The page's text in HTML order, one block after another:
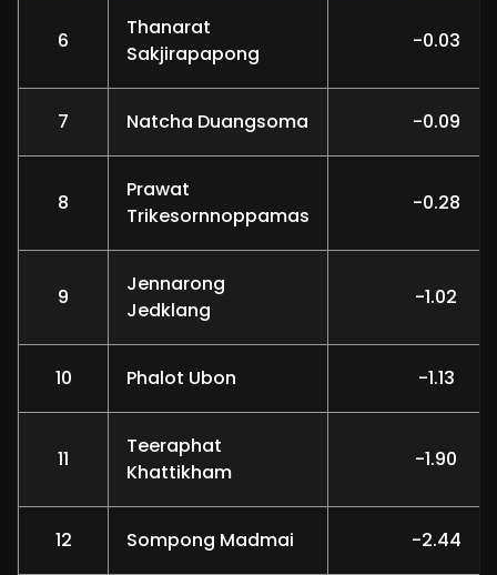
6
Thanarat
Sakjirapapong
-0.03
7 Natcha Duangsoma -0.09
8
Prawat
Trikesornnoppamas
-0.28
9
Jennarong
Jedklang
-1.02
10 Phalot Ubon -1.13
11
Teeraphat
Khattikham
-1.90
12 Sompong Madmai -2.44